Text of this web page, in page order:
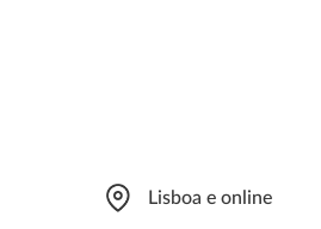
Lisboa e online